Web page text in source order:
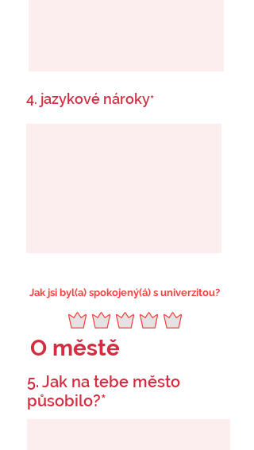
4. jazykové nároky*
Jak jsi byl(a) spokojený(á) s univerzitou?
O městě
5. Jak na tebe město
působilo?*